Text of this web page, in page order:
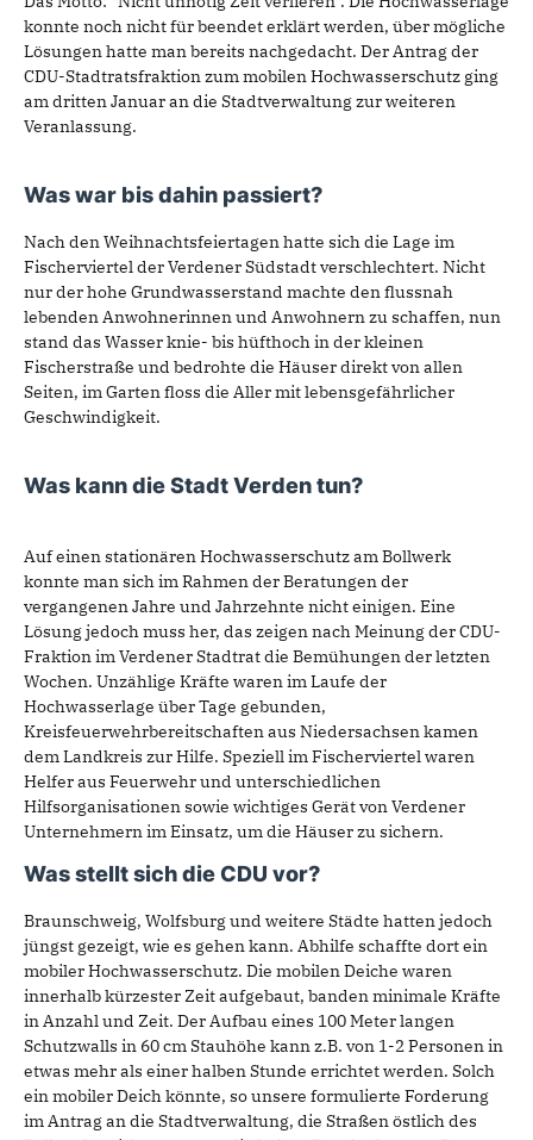
konnte noch nicht für beendet erklärt werden, über mögliche
Lösungen hatte man bereits nachgedacht. Der Antrag der
CDU-Stadtratsfraktion zum mobilen Hochwasserschutz ging
am dritten Januar an die Stadtverwaltung zur weiteren
Veranlassung.
Was war bis dahin passiert?
Nach den Weihnachtsfeiertagen hatte sich die Lage im
Fischerviertel der Verdener Südstadt verschlechtert. Nicht
nur der hohe Grundwasserstand machte den flussnah
lebenden Anwohnerinnen und Anwohnern zu schaffen, nun
stand das Wasser knie- bis hüfthoch in der kleinen
Fischerstraße und bedrohte die Häuser direkt von allen
Seiten, im Garten floss die Aller mit lebensgefährlicher
Geschwindigkeit.
Was kann die Stadt Verden tun?
Auf einen stationären Hochwasserschutz am Bollwerk
konnte man sich im Rahmen der Beratungen der
vergangenen Jahre und Jahrzehnte nicht einigen. Eine
Lösung jedoch muss her, das zeigen nach Meinung der CDU-
Fraktion im Verdener Stadtrat die Bemühungen der letzten
Wochen. Unzählige Kräfte waren im Laufe der
Hochwasserlage über Tage gebunden,
Kreisfeuerwehrbereitschaften aus Niedersachsen kamen
dem Landkreis zur Hilfe. Speziell im Fischerviertel waren
Helfer aus Feuerwehr und unterschiedlichen
Hilfsorganisationen sowie wichtiges Gerät von Verdener
Unternehmern im Einsatz, um die Häuser zu sichern.
Was stellt sich die CDU vor?
Braunschweig, Wolfsburg und weitere Städte hatten jedoch
jüngst gezeigt, wie es gehen kann. Abhilfe schaffte dort ein
mobiler Hochwasserschutz. Die mobilen Deiche waren
innerhalb kürzester Zeit aufgebaut, banden minimale Kräfte
in Anzahl und Zeit. Der Aufbau eines 100 Meter langen
Schutzwalls in 60 cm Stauhöhe kann z.B. von 1-2 Personen in
etwas mehr als einer halben Stunde errichtet werden. Solch
ein mobiler Deich könnte, so unsere formulierte Forderung
im Antrag an die Stadtverwaltung, die Straßen östlich des